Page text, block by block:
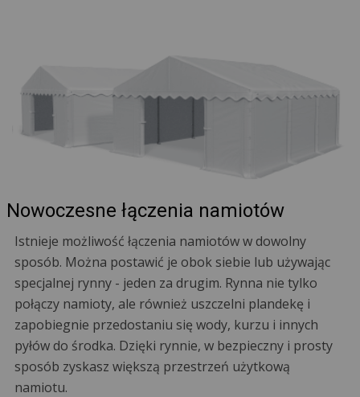
Nowoczesne łączenia namiotów
Istnieje możliwość łączenia namiotów w dowolny
sposób. Można postawić je obok siebie lub używając
specjalnej rynny - jeden za drugim. Rynna nie tylko
połączy namioty, ale również uszczelni plandekę i
zapobiegnie przedostaniu się wody, kurzu i innych
pyłów do środka. Dzięki rynnie, w bezpieczny i prosty
sposób zyskasz większą przestrzeń użytkową
namiotu.